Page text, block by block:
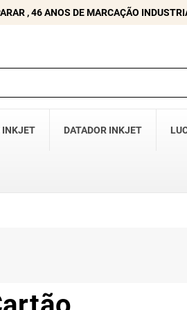
, 46 ANOS DE MARCAÇÃO
INKJET DATADOR INKJET